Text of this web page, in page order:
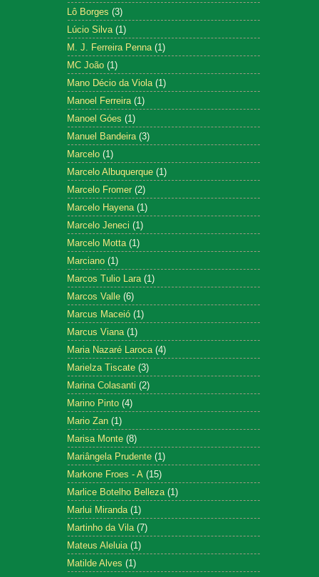
Lô Borges (3)
Lúcio Silva (1)
M. J. Ferreira Penna (1)
MC João (1)
Mano Décio da Viola (1)
Manoel Ferreira (1)
Manoel Góes (1)
Manuel Bandeira (3)
Marcelo (1)
Marcelo Albuquerque (1)
Marcelo Fromer (2)
Marcelo Hayena (1)
Marcelo Jeneci (1)
Marcelo Motta (1)
Marciano (1)
Marcos Tulio Lara (1)
Marcos Valle (6)
Marcus Maceió (1)
Marcus Viana (1)
Maria Nazaré Laroca (4)
Marielza Tiscate (3)
Marina Colasanti (2)
Marino Pinto (4)
Mario Zan (1)
Marisa Monte (8)
Mariângela Prudente (1)
Markone Froes - A (15)
Marlice Botelho Belleza (1)
Marlui Miranda (1)
Martinho da Vila (7)
Mateus Aleluia (1)
Matilde Alves (1)